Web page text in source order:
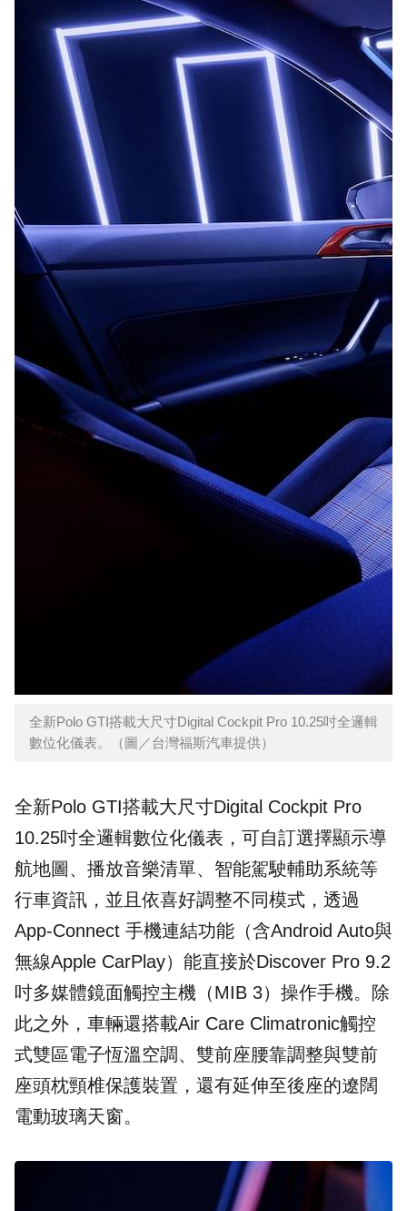
全新Polo GTI搭載大尺寸Digital Cockpit Pro 10.25吋全邏輯
數位化儀表。（圖／台灣福斯汽車提供）
全新Polo GTI搭載大尺寸Digital Cockpit Pro
10.25吋全邏輯數位化儀表，可自訂選擇顯示導
航地圖、播放音樂清單、智能駕駛輔助系統等
行車資訊，並且依喜好調整不同模式，透過
App-Connect 手機連結功能（含Android Auto與
無線Apple CarPlay）能直接於Discover Pro 9.2
吋多媒體鏡面觸控主機（MIB 3）操作手機。除
此之外，車輛還搭載Air Care Climatronic觸控
式雙區電子恆溫空調、雙前座腰靠調整與雙前
座頭枕頸椎保護裝置，還有延伸至後座的遼闊
電動玻璃天窗。